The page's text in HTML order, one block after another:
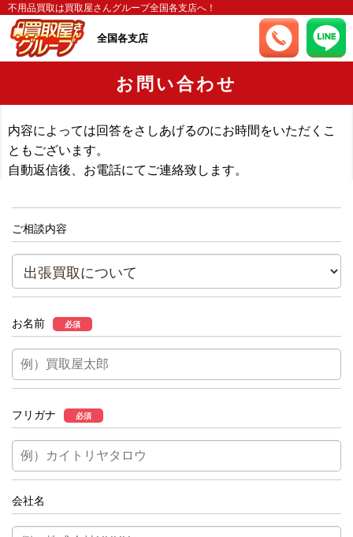
不用品買取は買取屋さんグループ全国各支店へ！
全国各支店
お問い合わせ
内容によっては回答をさしあげるのにお時間をいただくこ
ともございます。
自動返信後、お電話にてご連絡致します。
ご相談内容
お名前 必須
フリガナ 必須
会社名